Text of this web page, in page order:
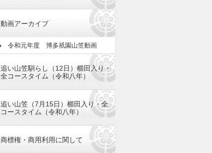
動画アーカイブ
令和元年度 博多祇園山笠動画
追い山笠馴らし（12日）櫛田入り・
全コースタイム（令和八年）
追い山笠（7月15日）櫛田入り・全
コースタイム（令和八年）
商標権・商用利用に関して